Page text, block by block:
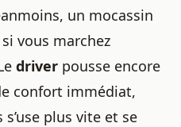
un mocassin
vous marchez
driver pousse encore
confort immédiat,
plus vite et se